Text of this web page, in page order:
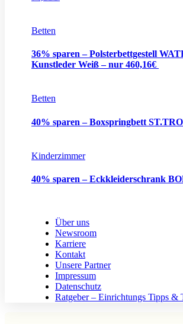
Betten
36% sparen – Polsterbettgestell
Kunstleder Weiß – nur 460,16€
Betten
40% sparen – Boxspringbett
Kinderzimmer
40% sparen – Eckkleiderschrank
Über uns
Newsroom
Karriere
Kontakt
Unsere Partner
Impressum
Datenschutz
Ratgeber – Einrichtungs Tipps &